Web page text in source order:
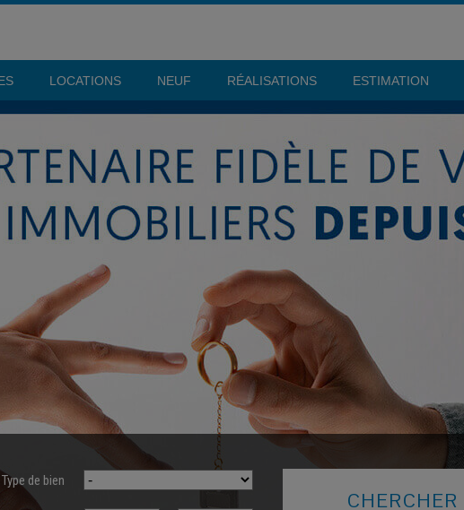
LOCATIONS NEUF RÉALISATIONS ESTIMATION
Type de bien